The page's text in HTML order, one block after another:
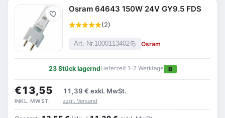
Merken
Osram 64643 150W 24V GY9.5 FDS
(2)
Art.-Nr.1000113402 Osram
23 Stück lagerndLieferzeit 1–2 Werktage B
€13,55 11,39 € exkl. MwSt.
INKL. MWST. zzgl. Versand